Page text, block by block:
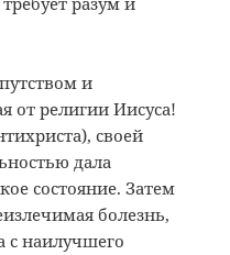
и
от религии Иисуса!
своей
дала
состояние. Затем
болезнь,
с наилучшего